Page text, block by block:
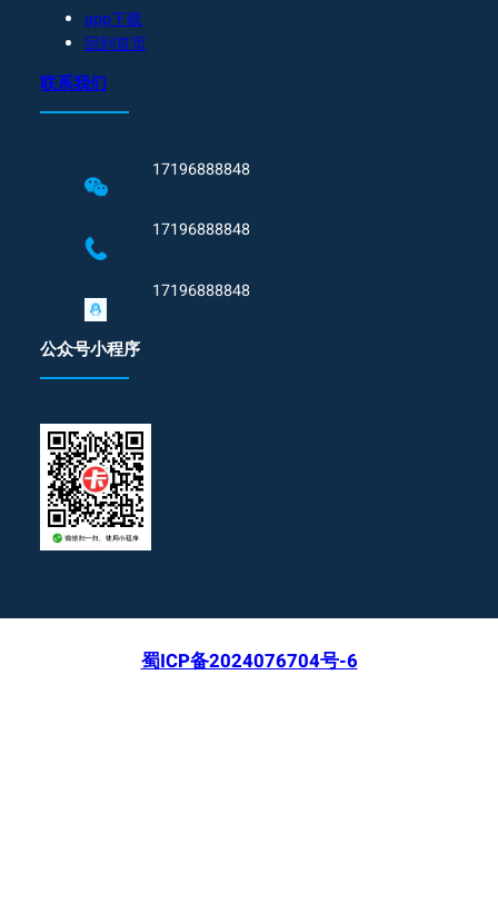
app下载
回到首页
联系我们
17196888848
17196888848
17196888848
公众号小程序
蜀ICP备2024076704号-6